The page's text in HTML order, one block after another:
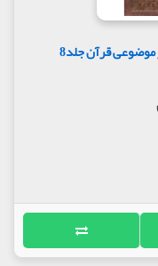
قرآن جلد8